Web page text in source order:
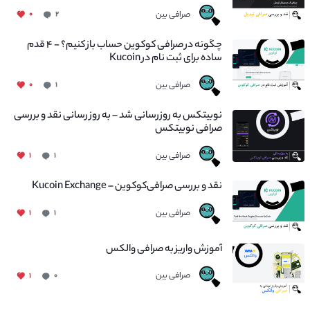
صرافی بین ۲ ۰
چگونه در صرافی کوکوین حساب باز کنیم؟ - ۴ قدم
ساده برای ثبت نام در Kucoin
صرافی بین ۱ ۰
نوبیتکس به روزرسانی شد – به روز رسانی نقد و بررسی
صرافی نوبیتکس
صرافی بین ۱ ۱
نقد و بررسی صرافی‌کوکوین – Kucoin Exchange
صرافی بین ۱ ۱
آموزش واریز به صرافی والکس
صرافی بین ۰ ۱